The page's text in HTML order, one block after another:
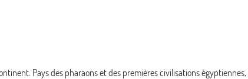
Pays des pharaons et des premières civilisations